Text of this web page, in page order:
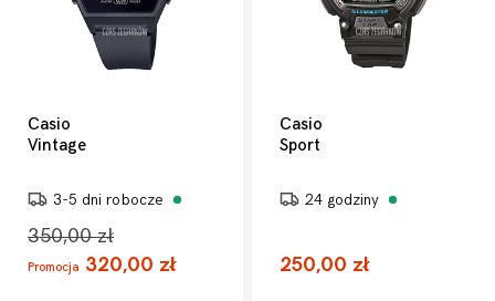
Casio
Vintage
3-5 dni robocze
350,00 zł
Promocja 320,00 zł
Casio
Sport
24 godziny
250,00 zł